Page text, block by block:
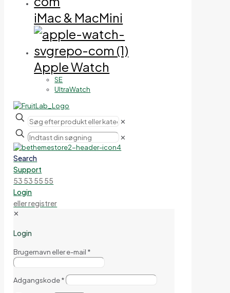
iMac & MacMini
Apple Watch
SE
UltraWatch
✕
✕
Search
Support
53 53 55 55
Login
eller registrer
✕
Login
Brugernavn eller e-mail *
Adgangskode*